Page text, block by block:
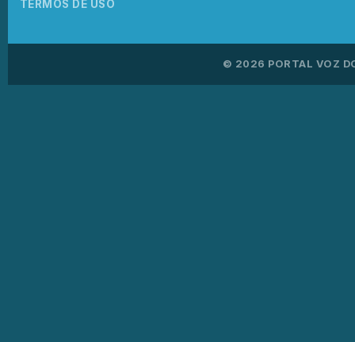
TERMOS DE USO
© 2026 PORTAL VOZ